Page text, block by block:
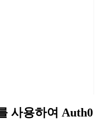
사용하여 Auth0